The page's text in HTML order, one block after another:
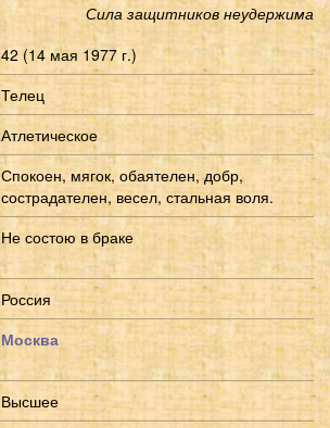
Сила защитников неудержима
42 (14 мая 1977 г.)
Телец
Атлетическое
Спокоен, мягок, обаятелен, добр,
сострадателен, весел, стальная воля.
Не состою в браке
Россия
Москва
Высшее